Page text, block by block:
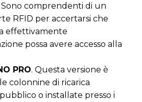
comprendenti di un
RFID per accertarsi che
effettivamente
possa avere accesso alla
PRO. Questa versione è
colonnine di ricarica
o installate presso i